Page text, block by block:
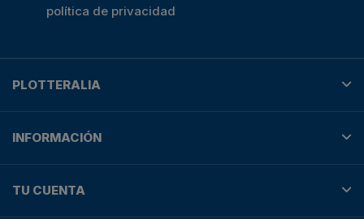
política de privacidad
PLOTTERALIA
INFORMACIÓN
TU CUENTA